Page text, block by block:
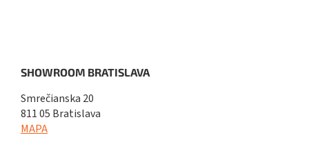
SHOWROOM BRATISLAVA
Smrečianska 20
811 05 Bratislava
MAPA